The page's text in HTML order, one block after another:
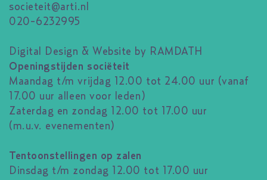
societeit@arti.nl
020-6232995
Digital Design & Website by RAMDATH
Openingstijden sociëteit
Maandag t/m vrijdag 12.00 tot 24.00 uur (vanaf
17.00 uur alleen voor leden)
Zaterdag en zondag 12.00 tot 17.00 uur
(m.u.v. evenementen)
Tentoonstellingen op zalen
Dinsdag t/m zondag 12.00 tot 17.00 uur